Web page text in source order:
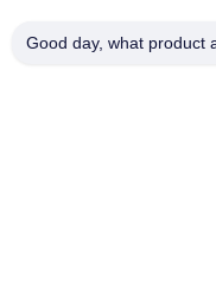
001-512-
Good day, what product